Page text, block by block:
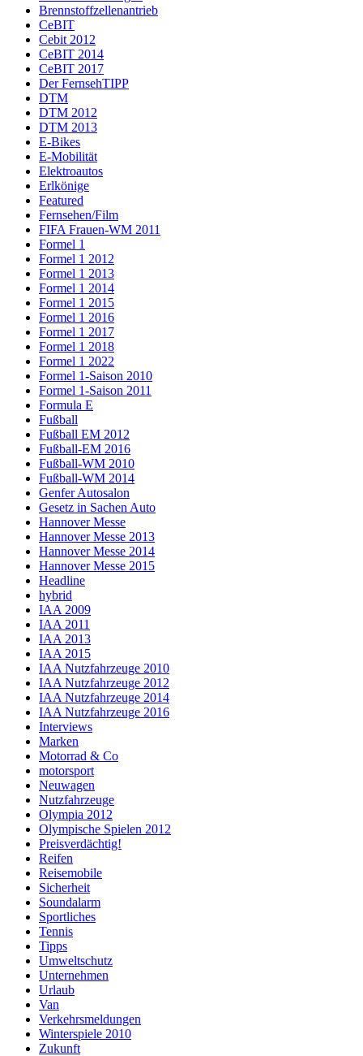
Brennstoffzellenantrieb
CeBIT
Cebit 2012
CeBIT 2014
CeBIT 2017
Der FernsehTIPP
DTM
DTM 2012
DTM 2013
E-Bikes
E-Mobilität
Elektroautos
Erlkönige
Featured
Fernsehen/Film
FIFA Frauen-WM 2011
Formel 1
Formel 1 2012
Formel 1 2013
Formel 1 2014
Formel 1 2015
Formel 1 2016
Formel 1 2017
Formel 1 2018
Formel 1 2022
Formel 1-Saison 2010
Formel 1-Saison 2011
Formula E
Fußball
Fußball EM 2012
Fußball-EM 2016
Fußball-WM 2010
Fußball-WM 2014
Genfer Autosalon
Gesetz in Sachen Auto
Hannover Messe
Hannover Messe 2013
Hannover Messe 2014
Hannover Messe 2015
Headline
hybrid
IAA 2009
IAA 2011
IAA 2013
IAA 2015
IAA Nutzfahrzeuge 2010
IAA Nutzfahrzeuge 2012
IAA Nutzfahrzeuge 2014
IAA Nutzfahrzeuge 2016
Interviews
Marken
Motorrad & Co
motorsport
Neuwagen
Nutzfahrzeuge
Olympia 2012
Olympische Spielen 2012
Preisverdächtig!
Reifen
Reisemobile
Sicherheit
Soundalarm
Sportliches
Tennis
Tipps
Umweltschutz
Unternehmen
Urlaub
Van
Verkehrsmeldungen
Winterspiele 2010
Zukunft